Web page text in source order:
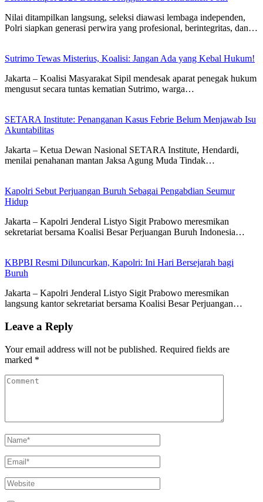
Nilai ditampilkan langsung, seleksi diawasi lembaga independen,
Polri siapkan generasi perwira yang profesional, berintegritas, dan…
Sutrimo Tewas Misterius, Koalisi: Jangan Ada yang Kebal Hukum!
Jakarta – Koalisi Masyarakat Sipil mendesak aparat penegak hukum
mengusut secara tuntas kematian Sutrimo, warga…
SETARA Institute: Penanganan Kasus Febrie Belum Menjawab Isu
Akuntabilitas
Jakarta – Ketua Dewan Nasional SETARA Institute, Hendardi,
menilai penahanan mantan Jaksa Agung Muda Tindak…
Kapolri Sebut Perjuangan Buruh Sebagai Pengabdian Seumur
Hidup
Jakarta – Kapolri Jenderal Listyo Sigit Prabowo meresmikan
sekretariat bersama Koalisi Besar Perjuangan Buruh Indonesia…
KBPBI Resmi Diluncurkan, Kapolri: Ini Hari Bersejarah bagi
Buruh
Jakarta – Kapolri Jenderal Listyo Sigit Prabowo meresmikan
langsung kantor sekretariat bersama Koalisi Besar Perjuangan…
Leave a Reply
Your email address will not be published. Required fields are
marked *